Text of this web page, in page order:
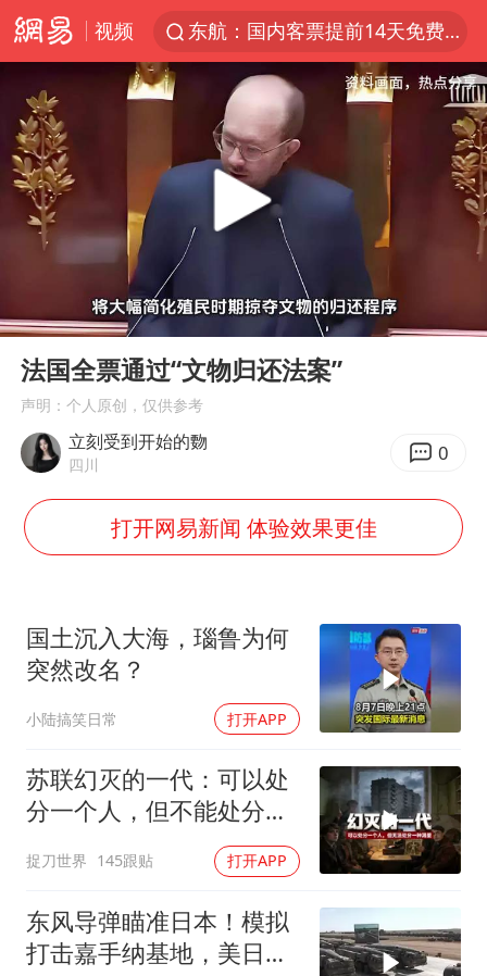
视频
东航：国内客票提前14天免费退改
日本试射“战斧”导弹，国防部回应
台风白海豚中心风力增强
广东雷州通报特教老师招聘违规事件
四川宜宾高县4.9级地震致1死
百花奖开幕式
“新疆阿勒泰八月能滑雪”不实
向鹏0-3不敌张本智和
我国外贸延续良好增长态势
女儿为争财产堵门阻挠父亲出殡
欧阳娜娜窦靖童好搭
立秋养生千万避开六大误区
夯实基础开新局
Play
法国全票通过“文物归还法案”
声明：个人原创，仅供参考
立刻受到开始的覅
四川 0
打开网易新闻 体验效果更佳
国土沉入大海，瑙鲁为何
突然改名？
小陆搞笑日常 打开APP
苏联幻灭的一代：可以处
分一个人，但不能处分一
捉刀世界 145跟贴 打开APP
东风导弹瞄准日本！模拟
打击嘉手纳基地，美日敢